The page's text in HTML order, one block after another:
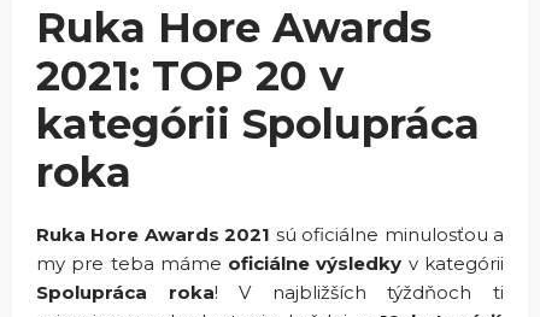
Ruka Hore Awards
2021: TOP 20 v
kategórii Spolupráca
roka
Ruka Hore Awards 2021 sú oficiálne minulosťou a
my pre teba máme oficiálne výsledky v kategórii
Spolupráca roka! V najbližších týždňoch ti